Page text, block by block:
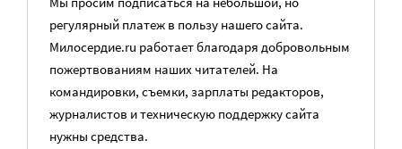
регулярный платеж в пользу нашего сайта.
Милосердие.ru работает благодаря добровольным
пожертвованиям наших читателей. На
командировки, съемки, зарплаты редакторов,
журналистов и техническую поддержку сайта
нужны средства.